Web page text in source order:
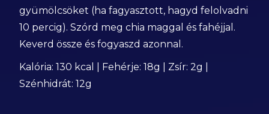
gyümölcsöket (ha fagyasztott, hagyd felolvadni
10 percig). Szórd meg chia maggal és fahéjjal.
Keverd össze és fogyaszd azonnal.
Kalória: 130 kcal | Fehérje: 18g | Zsír: 2g |
Szénhidrát: 12g